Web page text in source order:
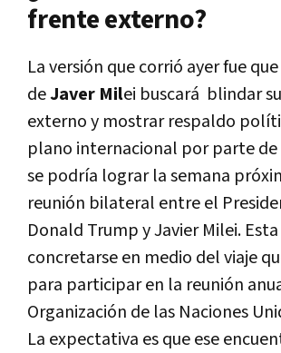
frente externo?
La versión que corrió ayer fue
deJaver Milei buscará blindar
externo y mostrar respaldo
plano internacional por parte de
se podría lograr la semana
reunión bilateral entre el
Donald Trump y Javier Milei.
concretarse en medio del viaje
para participar en la reunión
Organización de las Naciones
La expectativa es que ese